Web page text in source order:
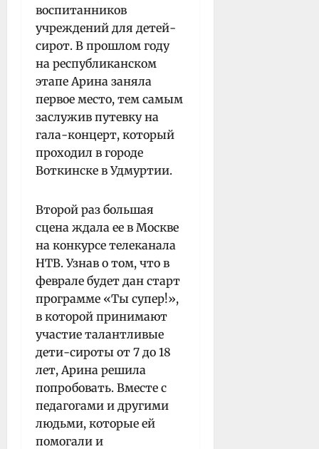
воспитанников
учреждений для детей-
сирот. В прошлом году
на республиканском
этапе Арина заняла
первое место, тем самым
заслужив путевку на
гала-концерт, который
проходил в городе
Воткинске в Удмуртии.
Второй раз большая
сцена ждала ее в Москве
на конкурсе телеканала
НТВ. Узнав о том, что в
феврале будет дан старт
программе «Ты супер!»,
в которой принимают
участие талантливые
дети-сироты от 7 до 18
лет, Арина решила
попробовать. Вместе с
педагогами и другими
людьми, которые ей
помогали и